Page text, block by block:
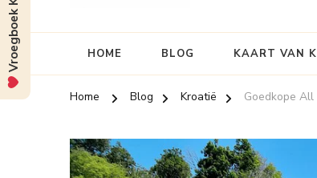
HOME BLOG KAART VAN
Home Blog Kroatië Goedkope